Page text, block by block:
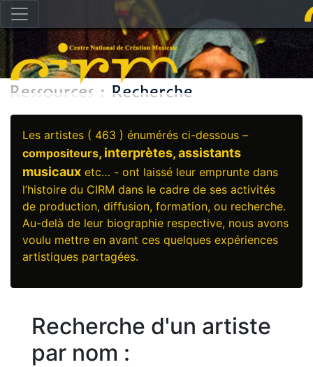
Les artistes ( 463 ) énumérés ci-dessous –
compositeurs, interprètes, assistants
musicaux etc… - ont laissé leur emprunte dans
l’histoire du CIRM dans le cadre de ses activités
de production, diffusion, formation, ou recherche.
Au-delà de leur biographie respective, nous avons
voulu mettre en avant ces quelques expériences
artistiques partagées.
Recherche d'un artiste
par nom :